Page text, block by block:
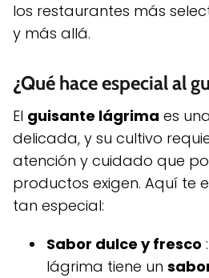
los restaurantes más
y más allá.
¿Qué hace especial al
El guisante lágrima es
delicada, y su cultivo
atención y cuidado que
productos exigen. Aquí te
tan especial:
Sabor dulce y fresco
lágrima tiene un